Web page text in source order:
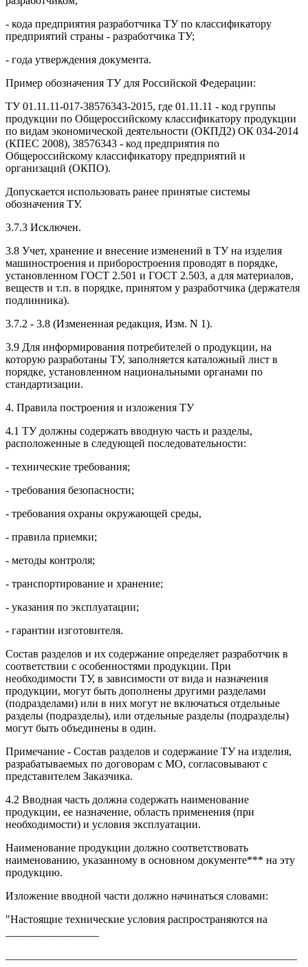
- кода предприятия разработчика ТУ по классификатору
предприятий страны - разработчика ТУ;
- года утверждения документа.
Пример обозначения ТУ для Российской Федерации:
ТУ 01.11.11-017-38576343-2015, где 01.11.11 - код группы
продукции по Общероссийскому классификатору продукции
по видам экономической деятельности (ОКПД2) ОК 034-2014
(КПЕС 2008), 38576343 - код предприятия по
Общероссийскому классификатору предприятий и
организаций (ОКПО).
Допускается использовать ранее принятые системы
обозначения ТУ.
3.7.3 Исключен.
3.8 Учет, хранение и внесение изменений в ТУ на изделия
машиностроения и приборостроения проводят в порядке,
установленном ГОСТ 2.501 и ГОСТ 2.503, а для материалов,
веществ и т.п. в порядке, принятом у разработчика (держателя
подлинника).
3.7.2 - 3.8 (Измененная редакция, Изм. N 1).
3.9 Для информирования потребителей о продукции, на
которую разработаны ТУ, заполняется каталожный лист в
порядке, установленном национальными органами по
стандартизации.
4. Правила построения и изложения ТУ
4.1 ТУ должны содержать вводную часть и разделы,
расположенные в следующей последовательности:
- технические требования;
- требования безопасности;
- требования охраны окружающей среды,
- правила приемки;
- методы контроля;
- транспортирование и хранение;
- указания по эксплуатации;
- гарантии изготовителя.
Состав разделов и их содержание определяет разработчик в
соответствии с особенностями продукции. При
необходимости ТУ, в зависимости от вида и назначения
продукции, могут быть дополнены другими разделами
(подразделами) или в них могут не включаться отдельные
разделы (подразделы), или отдельные разделы (подразделы)
могут быть объединены в один.
Примечание - Состав разделов и содержание ТУ на изделия,
разрабатываемых по договорам с МО, согласовывают с
представителем Заказчика.
4.2 Вводная часть должна содержать наименование
продукции, ее назначение, область применения (при
необходимости) и условия эксплуатации.
Наименование продукции должно соответствовать
наименованию, указанному в основном документе*** на эту
продукцию.
Изложение вводной части должно начинаться словами:
"Настоящие технические условия распространяются на